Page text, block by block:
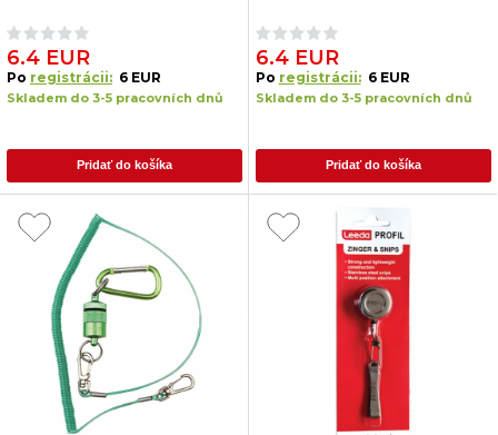
6.4 EUR
Po registrácii: 6 EUR
Skladem do 3-5 pracovních dnů
Pridať do košíka
6.4 EUR
Po registrácii: 6 EUR
Skladem do 3-5 pracovních dnů
Pridať do košíka